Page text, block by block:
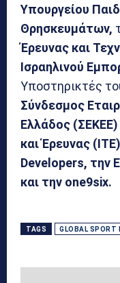
Υπουργείου
Θρησκευμάτων,
Έρευνας και
Ισραηλινού
Υποστηρικτές
Σύνδεσμος
Ελλάδος (ΣΕΚΕΕ)
και Έρευνας
Developers, την
και την one9six.
TAGS GLOBAL SPORT